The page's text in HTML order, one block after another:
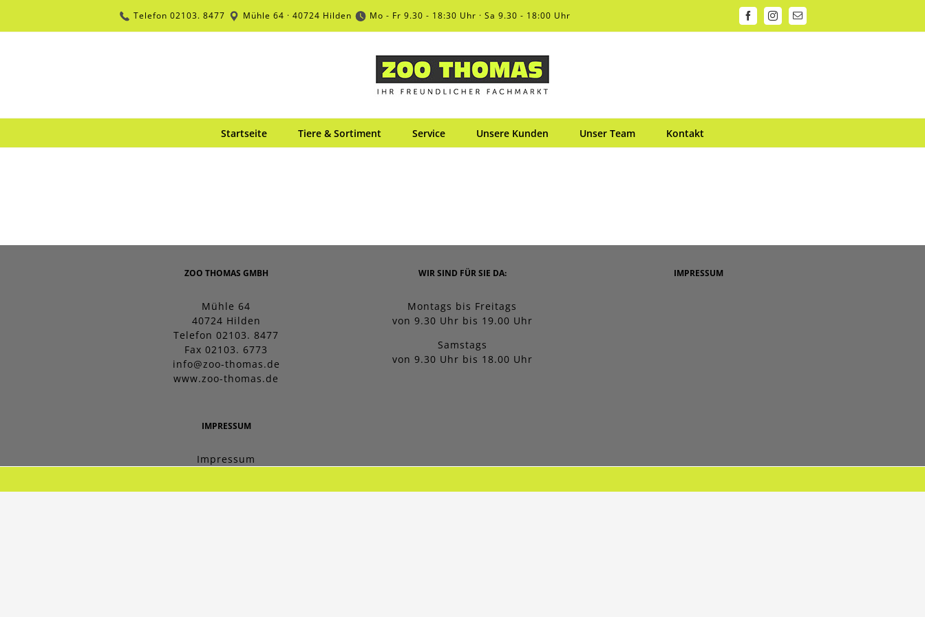
springen
Telefon 02103. 8477 Mühle 64 · 40724 Hilden Mo - Fr 9.30 - 18:30 Uhr · Sa 9.30 - 18:00 Uhr FacebookInstagram
E-
Startseite Tiere & Sortiment Service Unsere Kunden Unser Team Kontakt
ZOO THOMAS GMBH
Mühle 64
40724 Hilden
Telefon 02103. 8477
Fax 02103. 6773
info@zoo-thomas.de
www.zoo-thomas.de
IMPRESSUM
Impressum
WIR SIND FÜR SIE DA:
Montags bis Freitags
von 9.30 Uhr bis 19.00 Uhr
Samstags
von 9.30 Uhr bis 18.00 Uhr
IMPRESSUM